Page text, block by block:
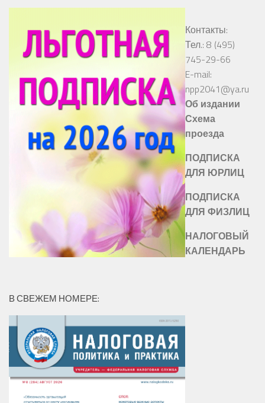
Контакты:
Тел.: 8 (495)
745-29-66
E-mail:
npp2041@ya.ru
Об издании
Схема
проезда
ПОДПИСКА
ДЛЯ ЮРЛИЦ
ПОДПИСКА
ДЛЯ ФИЗЛИЦ
НАЛОГОВЫЙ
КАЛЕНДАРЬ
В СВЕЖЕМ НОМЕРЕ: